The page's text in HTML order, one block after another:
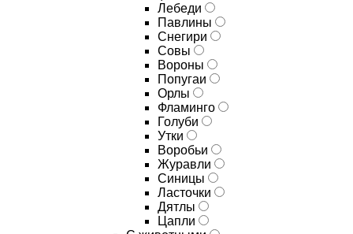
Лебеди
Павлины
Снегири
Совы
Вороны
Попугаи
Орлы
Фламинго
Голуби
Утки
Воробьи
Журавли
Синицы
Ласточки
Дятлы
Цапли